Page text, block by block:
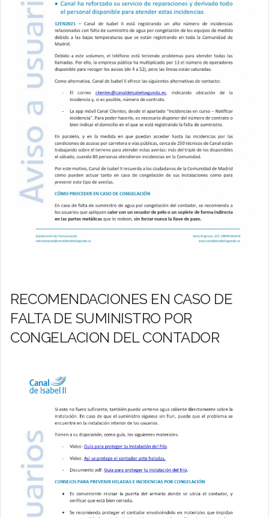
RECOMENDACIONES EN CASO DE
FALTA DE SUMINISTRO POR
CONGELACION DEL CONTADOR